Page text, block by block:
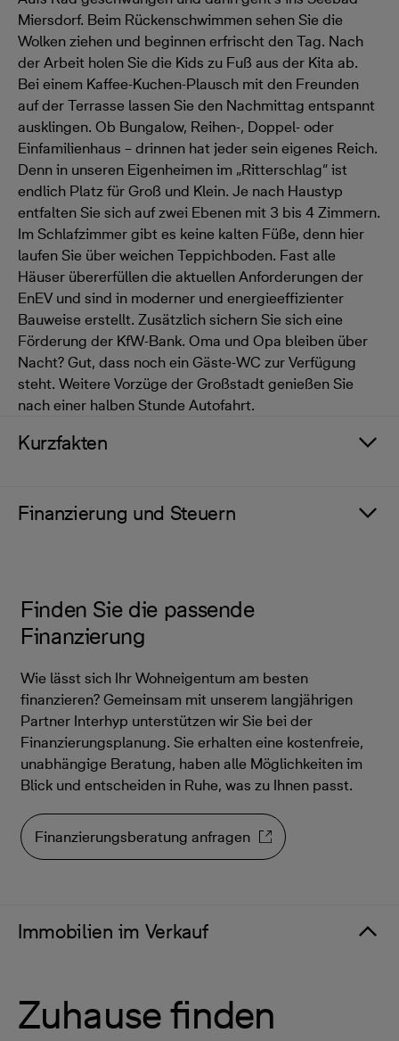
Miersdorf. Beim Rückenschwimmen sehen Sie die
Wolken ziehen und beginnen erfrischt den Tag. Nach
der Arbeit holen Sie die Kids zu Fuß aus der Kita ab.
Bei einem Kaffee-Kuchen-Plausch mit den Freunden
auf der Terrasse lassen Sie den Nachmittag entspannt
ausklingen. Ob Bungalow, Reihen-, Doppel- oder
Einfamilienhaus – drinnen hat jeder sein eigenes Reich.
Denn in unseren Eigenheimen im „Ritterschlag“ ist
endlich Platz für Groß und Klein. Je nach Haustyp
entfalten Sie sich auf zwei Ebenen mit 3 bis 4 Zimmern.
Im Schlafzimmer gibt es keine kalten Füße, denn hier
laufen Sie über weichen Teppichboden. Fast alle
Häuser übererfüllen die aktuellen Anforderungen der
EnEV und sind in moderner und energieeffizienter
Bauweise erstellt. Zusätzlich sichern Sie sich eine
Förderung der KfW-Bank. Oma und Opa bleiben über
Nacht? Gut, dass noch ein Gäste-WC zur Verfügung
steht. Weitere Vorzüge der Großstadt genießen Sie
nach einer halben Stunde Autofahrt.
Kurzfakten
Finanzierung und Steuern
Finden Sie die passende
Finanzierung
Wie lässt sich Ihr Wohneigentum am besten
finanzieren? Gemeinsam mit unserem langjährigen
Partner Interhyp unterstützen wir Sie bei der
Finanzierungsplanung. Sie erhalten eine kostenfreie,
unabhängige Beratung, haben alle Möglichkeiten im
Blick und entscheiden in Ruhe, was zu Ihnen passt.
Finanzierungsberatung anfragen
Immobilien im Verkauf
Zuhause finden